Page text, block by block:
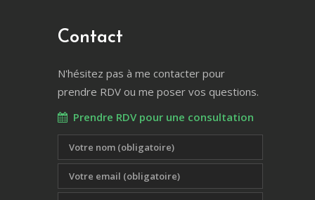
Contact
N'hésitez pas à me contacter pour
prendre RDV ou me poser vos questions.
Prendre RDV pour une consultation